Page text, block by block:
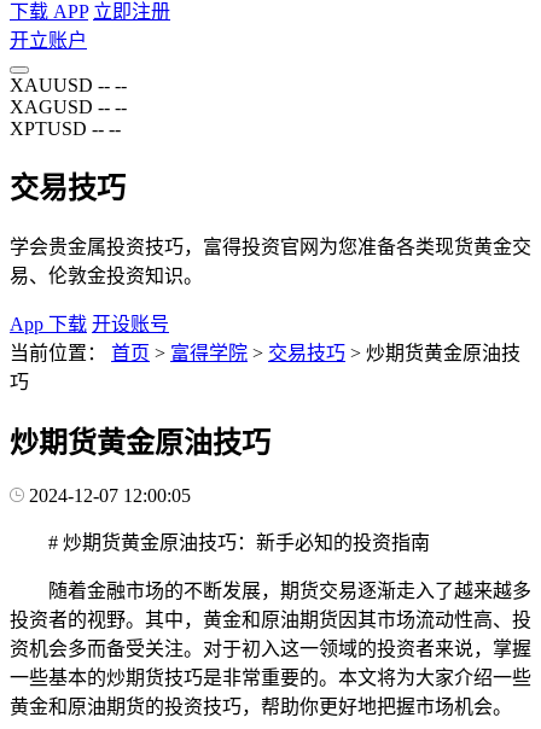
下载 APP 立即注册
开立账户
XAUUSD -- --
XAGUSD -- --
XPTUSD -- --
交易技巧
学会贵金属投资技巧，富得投资官网为您准备各类现货黄金交
易、伦敦金投资知识。
App 下载 开设账号
当前位置：
首页 > 富得学院 > 交易技巧 > 炒期货黄金原油技
巧
炒期货黄金原油技巧
2024-12-07 12:00:05
# 炒期货黄金原油技巧：新手必知的投资指南
随着金融市场的不断发展，期货交易逐渐走入了越来越多
投资者的视野。其中，黄金和原油期货因其市场流动性高、投
资机会多而备受关注。对于初入这一领域的投资者来说，掌握
一些基本的炒期货技巧是非常重要的。本文将为大家介绍一些
黄金和原油期货的投资技巧，帮助你更好地把握市场机会。